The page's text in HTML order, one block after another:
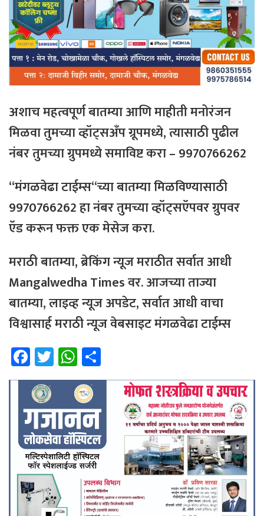
अशाचमहत्वपूर्णबातम्याआणिमाहीतीमनोरंजन
मिळवातुमच्याव्हॉट्सअँपग्रूपमध्ये,त्यासाठीपुढील
नंबरतुमच्याग्रुपमध्येसमाविष्टकरा– 9970766262
“मंगळवेढाटाईम्स“च्याबातम्यामिळविण्यासाठी
9970766262हानंबरतुमच्याव्हॉट्सऍपवरग्रुपवर
ऍडकरूनफक्तएकमेसेजकरा.
मराठीबातम्या,ब्रेकिंगन्यूजमराठीतसर्वातआधी
Mangalwedha Timesवर.आजच्याताज्या
बातम्या,लाइव्हन्यूजअपडेट,सर्वातआधीवाचा
विश्वासार्हमराठीन्यूजवेबसाइटमंगळवेढाटाईम्स
Fa
ce
b
o
ok
T
wi
er
W
h
at
sA
p
p
ar